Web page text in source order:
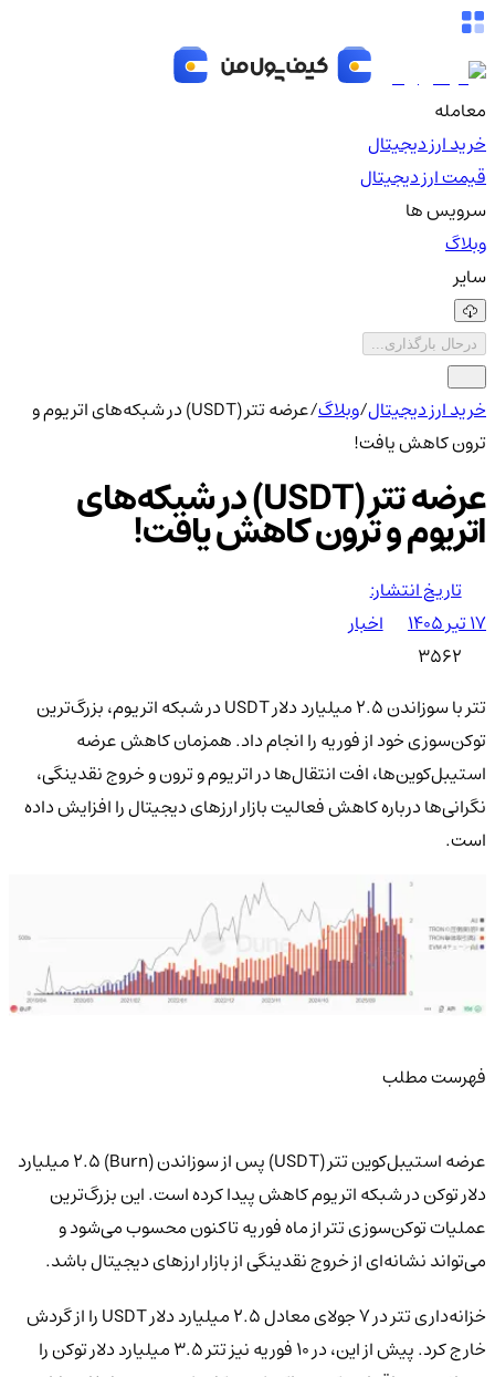
معامله
خرید ارز دیجیتال
قیمت ارز دیجیتال
سرویس ها
وبلاگ
سایر
درحال بارگذاری...
خرید ارز دیجیتال/وبلاگ/
عرضه تتر (USDT) در شبکه‌های اتریوم و
ترون کاهش یافت!
عرضه تتر (USDT) در شبکه‌های
اتریوم و ترون کاهش یافت!
تاریخ انتشار:
۱۷ تیر ۱۴۰۵
اخبار
3562
تتر با سوزاندن ۲.۵ میلیارد دلار USDT در شبکه اتریوم، بزرگ‌ترین
توکن‌سوزی خود از فوریه را انجام داد. همزمان کاهش عرضه
استیبل‌کوین‌ها، افت انتقال‌ها در اتریوم و ترون و خروج نقدینگی،
نگرانی‌ها درباره کاهش فعالیت بازار ارزهای دیجیتال را افزایش داده
است.
فهرست مطلب
عرضه استیبل‌کوین تتر (USDT) پس از سوزاندن (Burn) ۲.۵ میلیارد
دلار توکن در شبکه اتریوم کاهش پیدا کرده است. این بزرگ‌ترین
عملیات توکن‌سوزی تتر از ماه فوریه تاکنون محسوب می‌شود و
می‌تواند نشانه‌ای از خروج نقدینگی از بازار ارزهای دیجیتال باشد.
خزانه‌داری تتر در ۷ جولای معادل ۲.۵ میلیارد دلار USDT را از گردش
خارج کرد. پیش از این، در ۱۰ فوریه نیز تتر ۳.۵ میلیارد دلار توکن را